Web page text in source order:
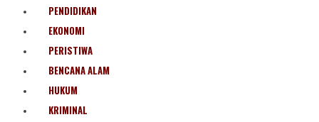
PENDIDIKAN
EKONOMI
PERISTIWA
BENCANA ALAM
HUKUM
KRIMINAL